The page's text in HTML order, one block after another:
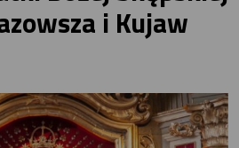
i Kujaw